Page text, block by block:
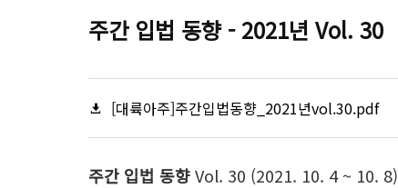
주간 입법 동향 - 2021년 Vol. 30
[대륙아주]주간입법동향_2021년vol.30.pdf
주간 입법 동향Vol. 30 (2021. 10. 4 ~ 10. 8)